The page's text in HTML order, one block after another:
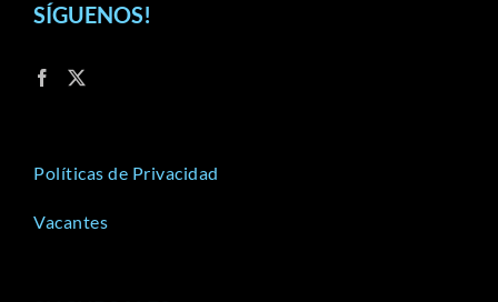
SÍGUENOS!
Políticas de Privacidad
Vacantes